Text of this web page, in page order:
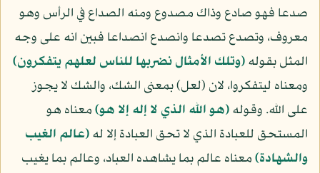
صدعا فهو صادع وذاك مصدوع ومنه الصداع في الرأس وهو
معروف، وتصدع تصدعا وانصدع انصداعا فبين انه على وجه
المثل بقوله(وتلك الأمثال نضربها للناس لعلهم يتفكرون)
ومعناه ليتفكروا، لان (لعل) بمعنى الشك، والشك لا يجوز
على الله. وقوله(هو الله الذي لا إله إلا هو)معناه هو
المستحق للعبادة الذي لا تحق العبادة إلا له(عالم الغيب
والشهادة)معناه عالم بما يشاهده العباد، وعالم بما يغيب